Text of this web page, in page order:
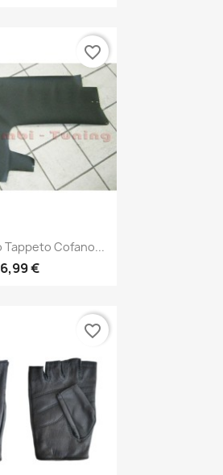
Tappeto Cofano...
€
favorite_border
favorite_border